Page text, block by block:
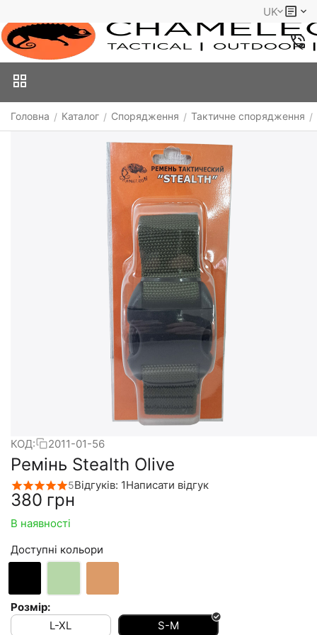
UK
Головна / Каталог / Спорядження / Тактичне спорядження /
КОД: 2011-01-56
Ремінь Stealth Olive
5Відгуків: 1Написати відгук
‍380‍ грн
В наявності
Доступні кольори
Розмір:
L-XL
S-M